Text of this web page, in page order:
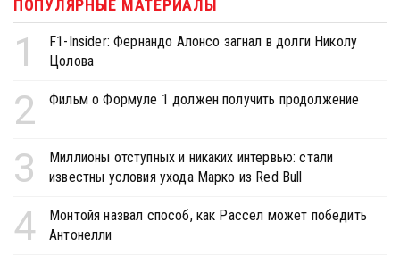
ПОПУЛЯРНЫЕ МАТЕРИАЛЫ
1
F1-Insider: Фернандо Алонсо загнал в долги Николу
Цолова
2 Фильм о Формуле 1 должен получить продолжение
3
Миллионы отступных и никаких интервью: стали
известны условия ухода Марко из Red Bull
4
Монтойя назвал способ, как Рассел может победить
Антонелли